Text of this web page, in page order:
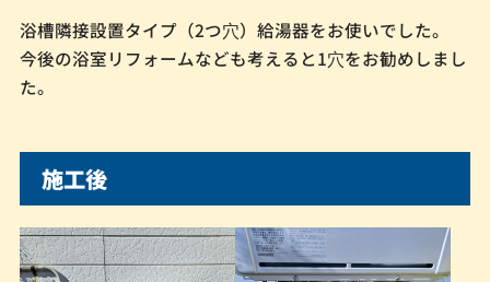
浴槽隣接設置タイプ（2つ⽳）給湯器をお使いでした。
今後の浴室リフォームなども考えると1⽳をお勧めしまし
た。
施工後